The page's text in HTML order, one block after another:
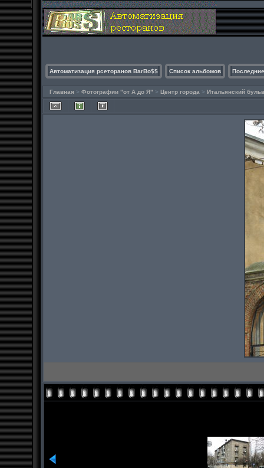
Автоматизация рсеторанов BarBo$$ Список альбомов
Главная > Фотографии "от А до Я" > Центр города > Итальянский